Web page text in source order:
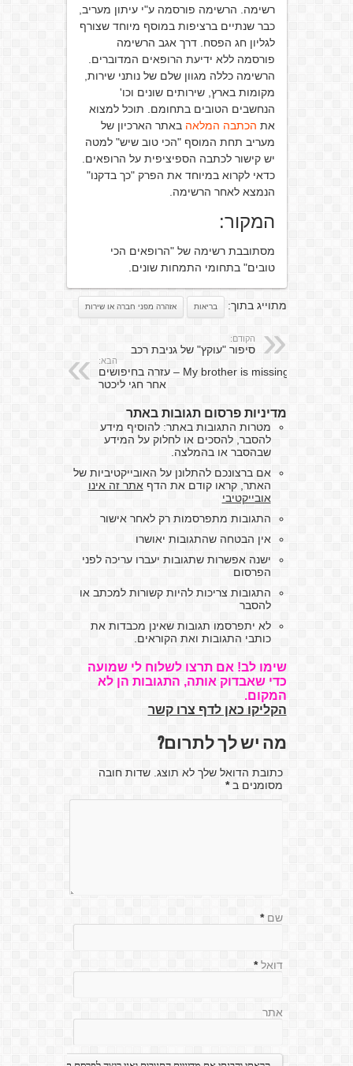
רשימה. הרשימה פורסמה ע"י עיתון מעריב,
כבר שנתיים ברציפות במוסף מיוחד שצורף
לגליון חג הפסח. דרך אגב הרשימה
פורסמה ללא ידיעת הרופאים המדוברים.
הרשימה כללה מגוון שלם של נותני שירות,
מקומות בארץ, שירותים שונים וכו'
הנחשבים הטובים בתחומם. תוכל למצוא
את הכתבה המלאה באתר הארכיון של
מעריב תחת המוסף "הכי טוב שיש" למטה
יש קישור לכתבה הספיציפית על הרופאים.
כדאי לקרוא במיוחד את הפרק "כך בדקנו"
הנמצא לאחר הרשימה.
המקור:
מסתובבת רשימה של "הרופאים הכי
טובים" בתחומי התמחות שונים.
מתוייג בתוך: בריאות אזהרה מפני חברה או שירות
הקודם:
סיפור "עוקץ" של גניבת רכב
הבא:
My brother is missing – עזרה בחיפושים
אחר חגי ליכטר
מדיניות פרסום תגובות באתר
מטרות התגובות באתר: להוסיף מידע
להסבר, להסכים או לחלוק על המידע
שבהסבר או בהמלצה.
אם ברצונכם להתלונן על האובייקטיביות של
האתר, קראו קודם את הדףאתר זה אינו
אובייקטיבי
התגובות מתפרסמות רק לאחר אישור
אין הבטחה שהתגובות יאושרו
ישנה אפשרות שתגובות יעברו עריכה לפני
הפרסום
התגובות צריכות להיות קשורות למכתב או
להסבר
לא יתפרסמו תגובות שאינן מכבדות את
כותבי התגובות ואת הקוראים.
שימו לב! אם תרצו לשלוח לי שמועה
כדי שאבדוק אותה, התגובות הן לא
המקום.
הקליקו כאן לדף צרו קשר
מה יש לך לתרום?
כתובת הדואל שלך לא תוצג. שדות חובה
מסומנים ב*
שם *
דואל *
אתר